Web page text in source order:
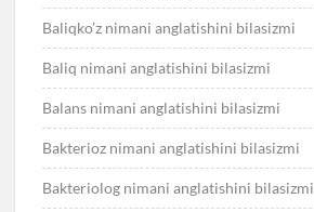
Baliqko’z nimani anglatishini bilasizmi
Baliq nimani anglatishini bilasizmi
Balans nimani anglatishini bilasizmi
Bakterioz nimani anglatishini bilasizmi
Bakteriolog nimani anglatishini bilasizmi